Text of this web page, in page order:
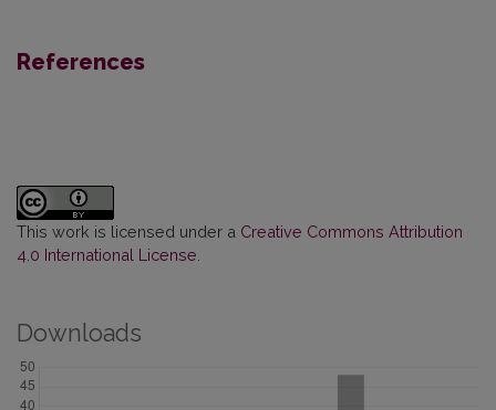
References
This work is licensed under a Creative Commons Attribution
4.0 International License
Downloads